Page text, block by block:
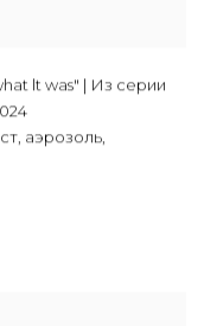
lt was" | Из серии
аэрозоль,